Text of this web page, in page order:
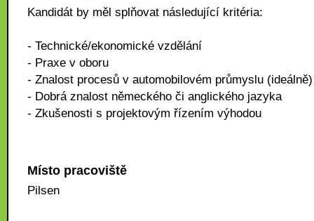
Kandidát by měl splňovat následující kritéria:
- Technické/ekonomické vzdělání
- Praxe v oboru
- Znalost procesů v automobilovém průmyslu (ideálně)
- Dobrá znalost německého či anglického jazyka
- Zkušenosti s projektovým řízením výhodou
Místo pracoviště
Pilsen